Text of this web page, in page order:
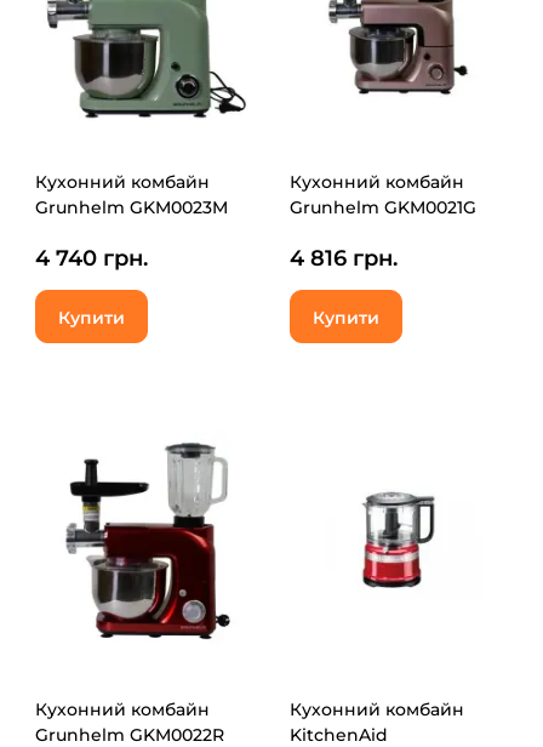
Кухонний комбайн
Grunhelm GKM0023M
4 740 грн.
Купити
Кухонний комбайн
Grunhelm GKM0021G
4 816 грн.
Купити
Кухонний комбайн
Grunhelm GKM0022R
Кухонний комбайн
KitchenAid